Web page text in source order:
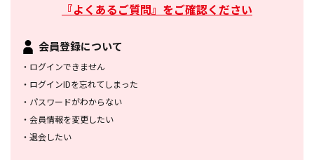
『よくあるご質問』をご確認ください
会員登録について
・ ログインできません
・ ログインIDを忘れてしまった
・ パスワードがわからない
・ 会員情報を変更したい
・ 退会したい